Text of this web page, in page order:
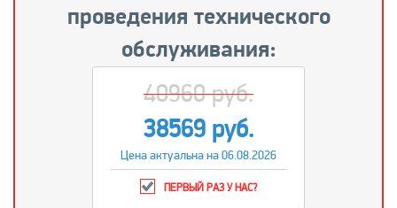
проведения технического
обслуживания:
40960 руб.
38569 руб.
Цена актуальна на 06.08.2026
ПЕРВЫЙ РАЗ У НАС?